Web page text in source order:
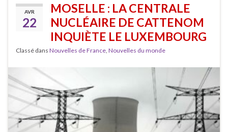
AVR
22
MOSELLE : LA CENTRALE
NUCLÉAIRE DE CATTENOM
INQUIÈTE LE LUXEMBOURG
Classé dans Nouvelles de France Nouvelles du monde